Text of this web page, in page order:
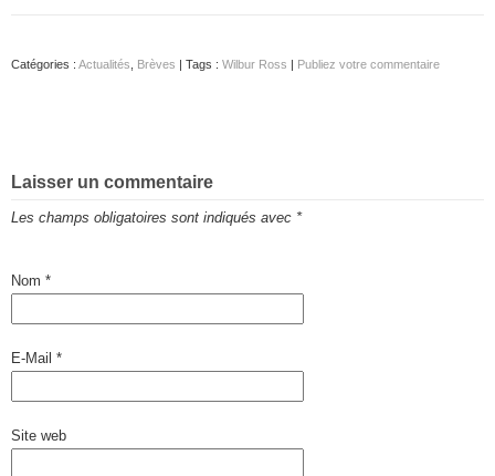
Catégories : Actualités Brèves | Tags : Wilbur Ross | Publiez votre commentaire
Laisser un commentaire
Les champs obligatoires sont indiqués avec *
Nom *
E-Mail *
Site web